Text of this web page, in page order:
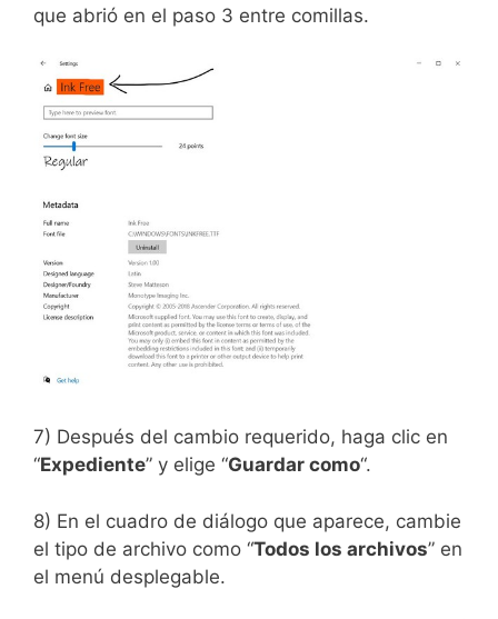
que abrió en el paso 3 entre comillas.
7) Después del cambio requerido, haga clic en
“Expediente” y elige “Guardar como“.
8) En el cuadro de diálogo que aparece, cambie
el tipo de archivo como “Todos los archivos” en
el menú desplegable.